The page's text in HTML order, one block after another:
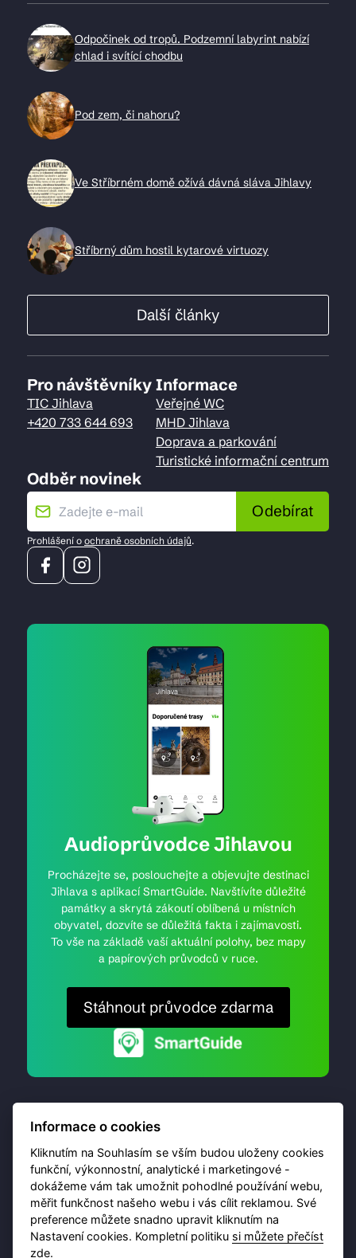
Odpočinek od tropů. Podzemní labyrint nabízí
chlad i svítící chodbu
Pod zem, či nahoru?
Ve Stříbrném domě ožívá dávná sláva Jihlavy
Stříbrný dům hostil kytarové virtuozy
Další články
Pro návštěvníky
TIC Jihlava
+420 733 644 693
Informace
Veřejné WC
MHD Jihlava
Doprava a parkování
Turistické informační centrum
Odběr novinek
Odebírat
Prohlášení o ochraně osobních údajů.
Audioprůvodce Jihlavou
Procházejte se, poslouchejte a objevujte destinaci
Jihlava s aplikací SmartGuide. Navštívíte důležité
památky a skrytá zákoutí oblíbená u místních
obyvatel, dozvíte se důležitá fakta i zajímavosti.
To vše na základě vaší aktuální polohy, bez mapy
a papírových průvodců v ruce.
Stáhnout průvodce zdarma
© 2026 Destinační portál provozujeBrána Jihlavy,
příspěvková organizace. Všechna práva vyhrazena.
Informace o cookies
Kliknutím na Souhlasím se vším budou uloženy cookies
funkční, výkonnostní, analytické i marketingové -
dokážeme vám tak umožnit pohodlné používání webu,
měřit funkčnost našeho webu i vás cílit reklamou. Své
preference můžete snadno upravit kliknutím na
Nastavení cookies. Kompletní politiku si můžete přečíst
zde.